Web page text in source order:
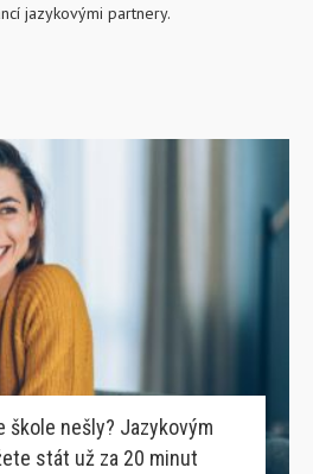
jazykovými partnery.
škole nešly? Jazykovým
stát už za 20 minut